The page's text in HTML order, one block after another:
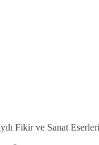
Fikir ve Sanat Eserleri